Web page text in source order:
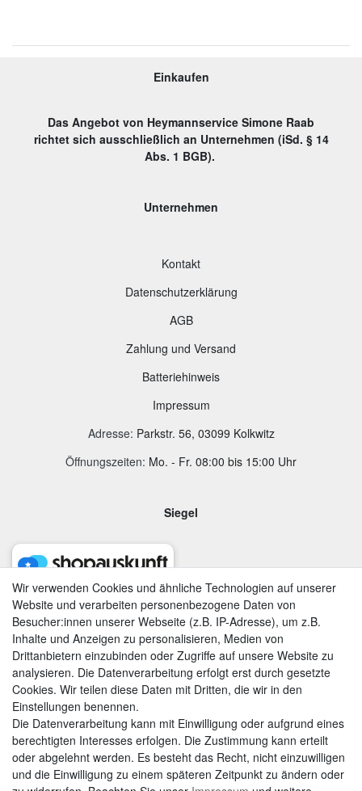
Einkaufen
Das Angebot von Heymannservice Simone Raab
richtet sich ausschließlich an Unternehmen (iSd. § 14
Abs. 1 BGB).
Unternehmen
Kontakt
Datenschutzerklärung
AGB
Zahlung und Versand
Batteriehinweis
Impressum
Adresse: Parkstr. 56, 03099 Kolkwitz
Öffnungszeiten: Mo. - Fr. 08:00 bis 15:00 Uhr
Siegel
AGB|Widerrufsrecht|Datenschutzerklärung|Impressum
Wir verwenden Cookies und ähnliche Technologien auf unserer
Website und verarbeiten personenbezogene Daten von
Besucher:innen unserer Webseite (z.B. IP-Adresse), um z.B.
Inhalte und Anzeigen zu personalisieren, Medien von
Drittanbietern einzubinden oder Zugriffe auf unsere Website zu
analysieren. Die Datenverarbeitung erfolgt erst durch gesetzte
Cookies. Wir teilen diese Daten mit Dritten, die wir in den
Einstellungen benennen.
Die Datenverarbeitung kann mit Einwilligung oder aufgrund eines
berechtigten Interesses erfolgen. Die Zustimmung kann erteilt
oder abgelehnt werden. Es besteht das Recht, nicht einzuwilligen
und die Einwilligung zu einem späteren Zeitpunkt zu ändern oder